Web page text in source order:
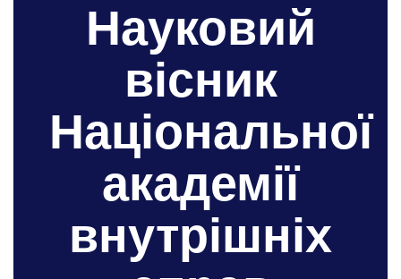
Науковий
вісник
Національної
академії
внутрішніх